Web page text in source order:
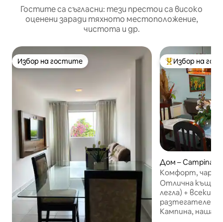
Гостите са съгласни: тези престои са високо
оценени заради тяхното местоположение,
чистота и др.
Избор на гостите
Избор на гостите Най-популярен
Избор на
Дом – Campina
Комфорт, чар:
място с гараж
Отлична къща с
легла) +
разтегателен
Кампина,